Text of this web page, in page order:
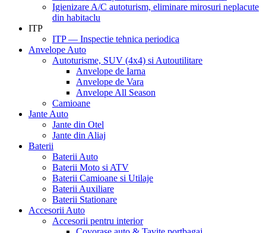
Igienizare A/C autoturism, eliminare mirosuri neplacute
din habitaclu
ITP
ITP — Inspectie tehnica periodica
Anvelope Auto
Autoturisme, SUV (4x4) si Autoutilitare
Anvelope de Iarna
Anvelope de Vara
Anvelope All Season
Camioane
Jante Auto
Jante din Otel
Jante din Aliaj
Baterii
Baterii Auto
Baterii Moto si ATV
Baterii Camioane si Utilaje
Baterii Auxiliare
Baterii Stationare
Accesorii Auto
Accesorii pentru interior